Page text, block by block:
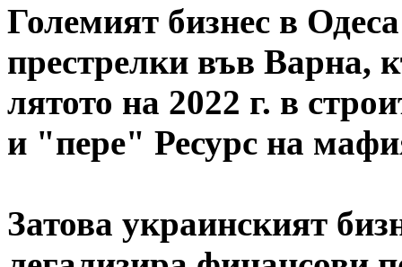
Големият бизнес в
престрелки във Варна,
лятото на 2022 г. в
и "пере" Ресурс на
Затова украинският